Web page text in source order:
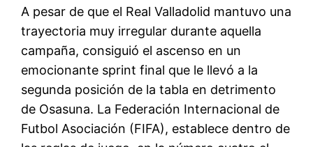
A pesar de que el Real Valladolid mantuvo una
trayectoria muy irregular durante aquella
campaña, consiguió el ascenso en un
emocionante sprint final que le llevó a la
segunda posición de la tabla en detrimento
de Osasuna. La Federación Internacional de
Futbol Asociación (FIFA), establece dentro de